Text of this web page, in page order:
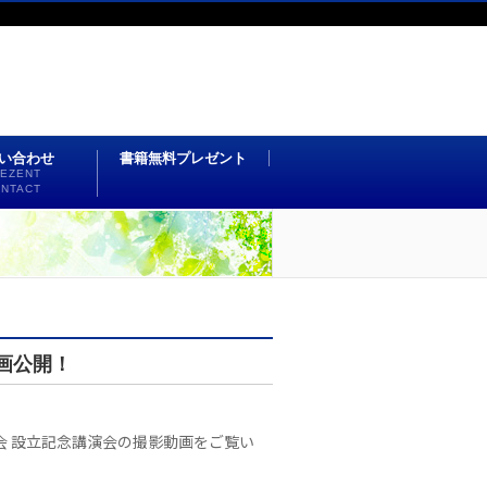
合わせ 書籍無料プレゼント
公開！
設立記念講演会の撮影動画をご覧い